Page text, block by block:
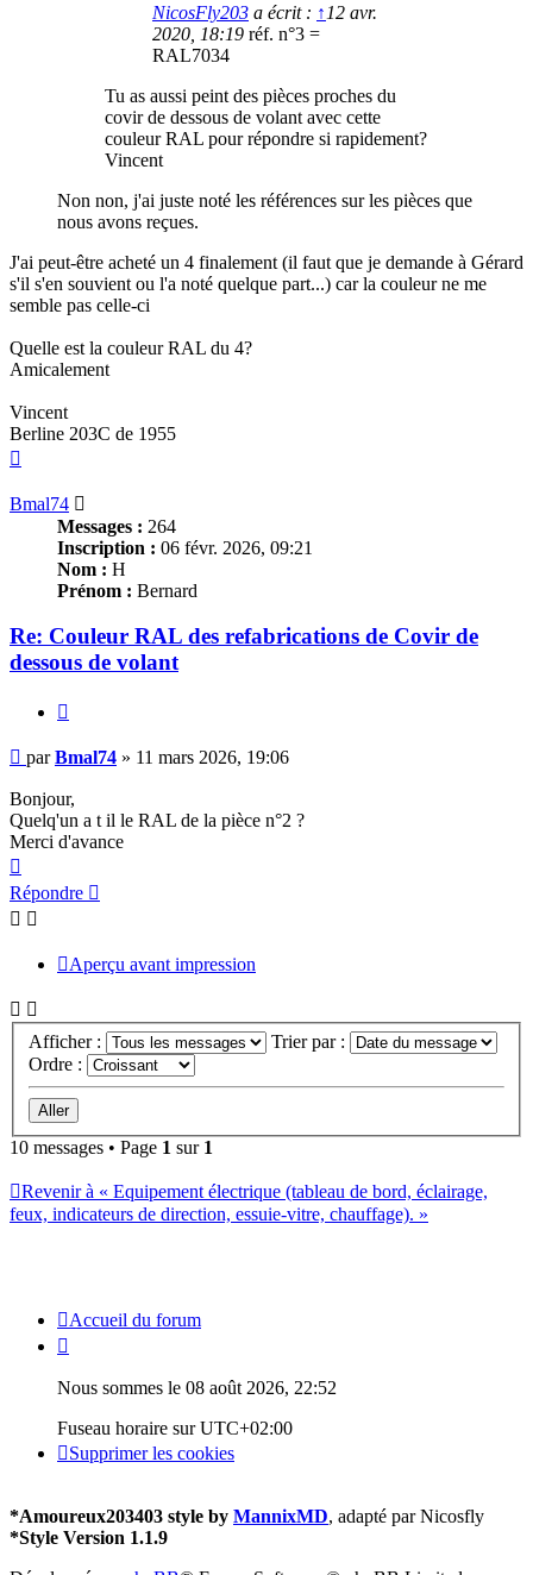
NicosFly203 a écrit : ↑ 12 avr.
2020, 18:19 réf. n°3 =
RAL7034
Tu as aussi peint des pièces proches du
covir de dessous de volant avec cette
couleur RAL pour répondre si rapidement?
Vincent
Non non, j'ai juste noté les références sur les pièces que
nous avons reçues.
J'ai peut-être acheté un 4 finalement (il faut que je demande à Gérard
s'il s'en souvient ou l'a noté quelque part...) car la couleur ne me
semble pas celle-ci
Quelle est la couleur RAL du 4?
Amicalement
Vincent
Berline 203C de 1955
Bmal74
Messages : 264
Inscription : 06 févr. 2026, 09:21
Nom : H
Prénom : Bernard
Re: Couleur RAL des refabrications de Covir de
dessous de volant
Message
parBmal74 » 11 mars 2026, 19:06
Bonjour,
Quelq'un a t il le RAL de la pièce n°2 ?
Merci d'avance
Répondre
Aperçu avant impression
Afficher :
Trier par :
Ordre :
10 messages • Page 1 sur 1
Revenir à « Equipement électrique (tableau de bord, éclairage,
feux, indicateurs de direction, essuie-vitre, chauffage). »
Accueil du forum
Nous sommes le 08 août 2026, 22:52
Fuseau horaire surUTC+02:00
Supprimer les cookies
*Amoureux203403 style by MannixMD, adapté par Nicosfly
*Style Version 1.1.9